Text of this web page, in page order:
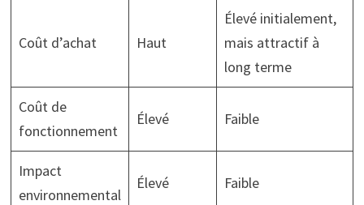
Coût d’achat Haut
Élevé initialement,
mais attractif à
long terme
Coût de
fonctionnement
Élevé Faible
Impact
environnemental
Élevé Faible